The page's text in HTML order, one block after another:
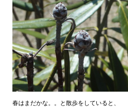
春はまだかな。。と散歩をしていると、